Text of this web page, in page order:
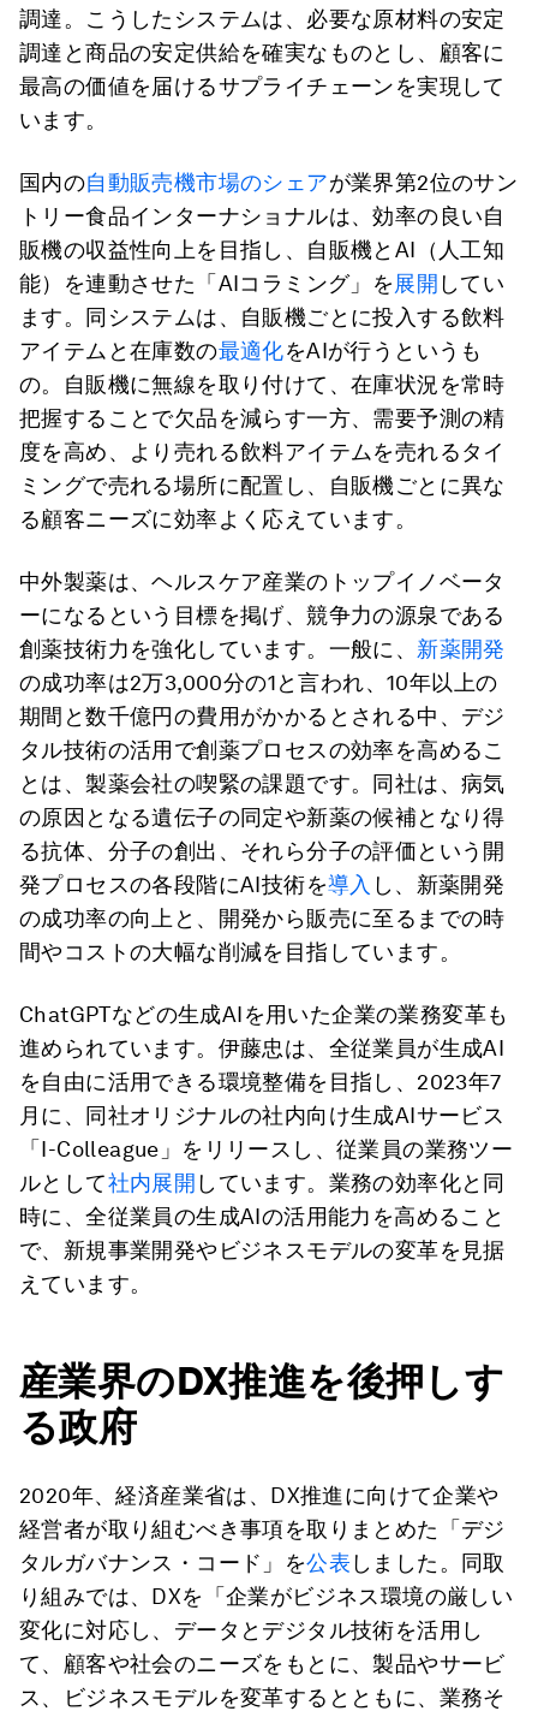
調達。こうしたシステムは、必要な原材料の安定
調達と商品の安定供給を確実なものとし、顧客に
最高の価値を届けるサプライチェーンを実現して
います。
国内の自動販売機市場のシェアが業界第2位のサン
トリー食品インターナショナルは、効率の良い自
販機の収益性向上を目指し、自販機とAI（人工知
能）を連動させた「AIコラミング」を展開 してい
ます。同システムは、自販機ごとに投入する飲料
アイテムと在庫数の最適化をAIが行うというも
の。自販機に無線を取り付けて、在庫状況を常時
把握することで欠品を減らす一方、需要予測の精
度を高め、より売れる飲料アイテムを売れるタイ
ミングで売れる場所に配置し、自販機ごとに異な
る顧客ニーズに効率よく応えています。
中外製薬は、ヘルスケア産業のトップイノベータ
ーになるという目標を掲げ、競争力の源泉である
創薬技術力を強化しています。一般に、 新薬開発
の成功率は2万3,000分の1と言われ、10年以上の
期間と数千億円の費用がかかるとされる中、デジ
タル技術の活用で創薬プロセスの効率を高めるこ
とは、製薬会社の喫緊の課題です。同社は、病気
の原因となる遺伝子の同定や新薬の候補となり得
る抗体、分子の創出、それら分子の評価という開
発プロセスの各段階にAI技術を導入 し、新薬開発
の成功率の向上と、開発から販売に至るまでの時
間やコストの大幅な削減を目指しています。
ChatGPTなどの生成AIを用いた企業の業務変革も
進められています。伊藤忠は、全従業員が生成AI
を自由に活用できる環境整備を目指し、2023年7
月に、同社オリジナルの社内向け生成AIサービス
「I-Colleague」をリリースし、従業員の業務ツー
ルとして社内展開 しています。業務の効率化と同
時に、全従業員の生成AIの活用能力を高めること
で、新規事業開発やビジネスモデルの変革を見据
えています。
産業界のDX推進を後押しす
る政府
2020年、経済産業省は、DX推進に向けて企業や
経営者が取り組むべき事項を取りまとめた「デジ
タルガバナンス・コード」を公表 しました。同取
り組みでは、DXを「企業がビジネス環境の厳しい
変化に対応し、データとデジタル技術を活用し
て、顧客や社会のニーズをもとに、製品やサービ
ス、ビジネスモデルを変革するとともに、業務そ